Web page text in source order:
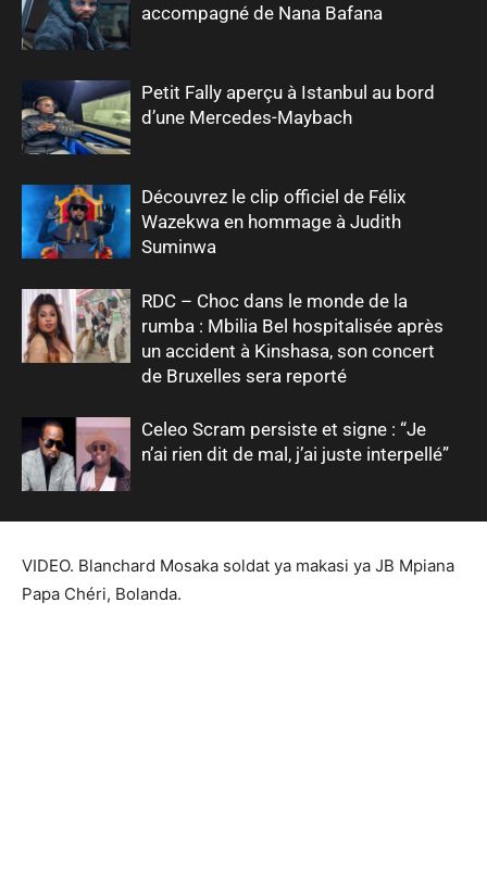
accompagné de Nana Bafana
Petit Fally aperçu à Istanbul au bord
d’une Mercedes-Maybach
Découvrez le clip officiel de Félix
Wazekwa en hommage à Judith
Suminwa
RDC – Choc dans le monde de la
rumba : Mbilia Bel hospitalisée après
un accident à Kinshasa, son concert
de Bruxelles sera reporté
Celeo Scram persiste et signe : “Je
n’ai rien dit de mal, j’ai juste interpellé”
VIDEO. Blanchard Mosaka soldat ya makasi ya JB Mpiana
Papa Chéri, Bolanda.